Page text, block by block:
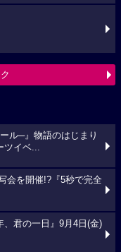
ル─』物語のはじまり
ツイベ...
会を開催!?『5秒で完全
、君の一日』9月4日(金)